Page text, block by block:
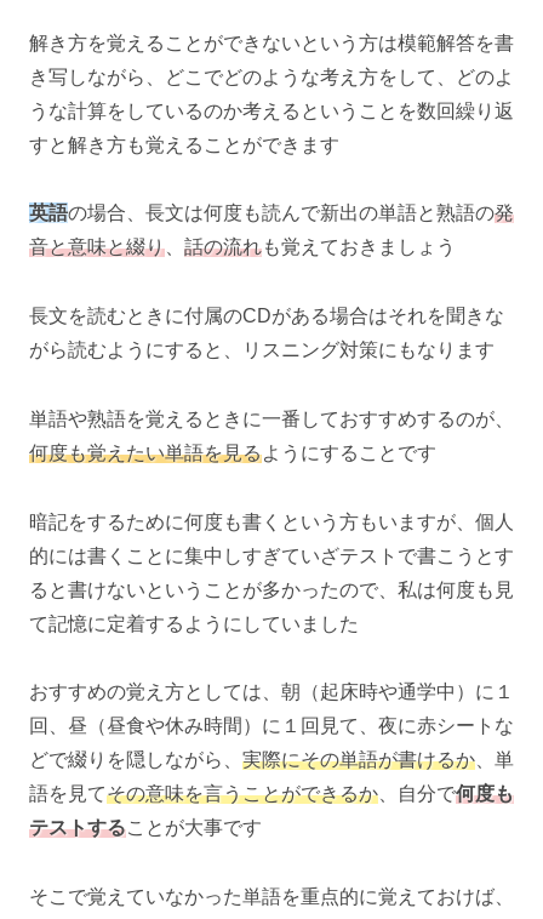
解き方を覚えることができないという方は模範解答を書
き写しながら、どこでどのような考え方をして、どのよ
うな計算をしているのか考えるということを数回繰り返
すと解き方も覚えることができます
英語の場合、長文は何度も読んで新出の単語と熟語の発
音と意味と綴り
話の流れも覚えておきましょう
長文を読むときに付属のCDがある場合はそれを聞きな
がら読むようにすると、リスニング対策にもなります
単語や熟語を覚えるときに一番しておすすめするのが、
何度も覚えたい単語を見るようにすることです
暗記をするために何度も書くという方もいますが、個人
的には書くことに集中しすぎていざテストで書こうとす
ると書けないということが多かったので、私は何度も見
て記憶に定着するようにしていました
おすすめの覚え方としては、朝（起床時や通学中）に１
回、昼（昼食や休み時間）に１回見て、夜に赤シートな
どで綴りを隠しながら、 実際にその単語が書けるか、単
語を見てその意味を言うことができるか、自分で何度も
テストすることが大事です
そこで覚えていなかった単語を重点的に覚えておけば、